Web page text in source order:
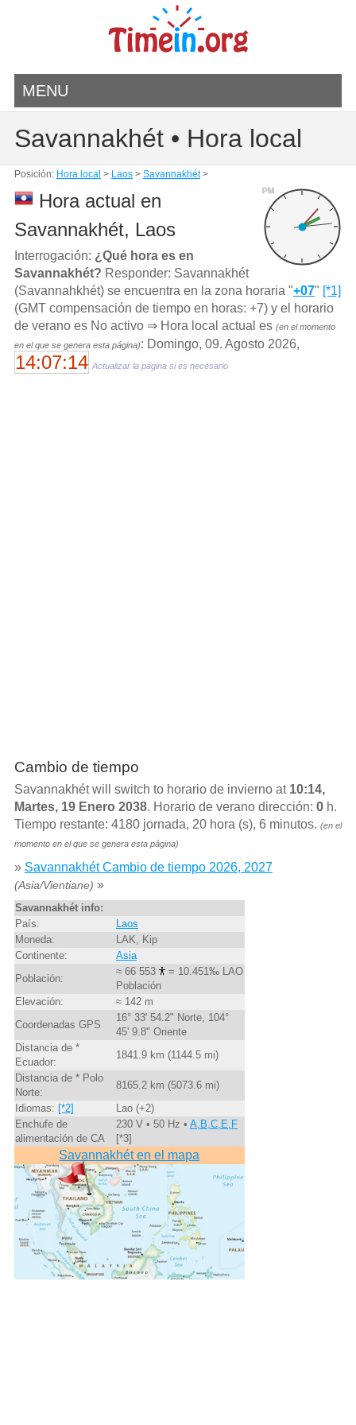
MENU
Savannakhét • Hora local
Posición: Hora local > Laos> Savannakhét>
PM
Hora actual en
Savannakhét, Laos
Interrogación: ¿Qué hora es en
Savannakhét? Responder: Savannakhét
(Savannahkhét) se encuentra en la zona horaria "+07" [*1]
(GMT compensación de tiempo en horas: +7) y el horario
de verano es No activo ⇒ Hora local actual es (en el momento
en el que se genera esta página): Domingo, 09. Agosto 2026,
14:07:14 Actualizar la página si es necesario
Cambio de tiempo
Savannakhét will switch to horario de invierno at 10:14,
Martes, 19 Enero 2038. Horario de verano dirección: 0h.
Tiempo restante: 4180 jornada, 20 hora (s), 6 minutos. (en el
momento en el que se genera esta página)
» Savannakhét Cambio de tiempo 2026, 2027
(Asia/Vientiane) »
Savannakhét info:
País:
Laos
Moneda:
LAK, Kip
Continente:
Asia
Población:
≈ 66 553
= 10.451‰ LAO
Población
Elevación:
≈ 142 m
Coordenadas GPS
16° 33' 54.2" Norte, 104°
45' 9.8" Oriente
Distancia de *
Ecuador:
1841.9 km (1144.5 mi)
Distancia de * Polo
Norte:
8165.2 km (5073.6 mi)
Idiomas: [*2]
Lao (+2)
Enchufe de
alimentación de CA
230 V • 50 Hz • A,B,C,E,F
[*3]
Savannakhét en el mapa